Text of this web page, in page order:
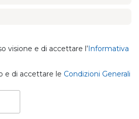
visione e di accettare l’Informativa
e di accettare le Condizioni Generali